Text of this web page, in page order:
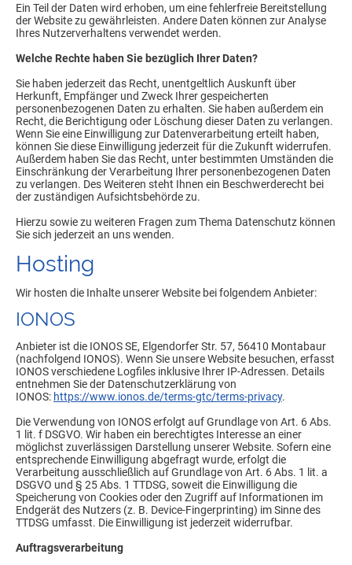
Ein Teil der Daten wird erhoben, um eine fehlerfreie Bereitstellung
der Website zu gewährleisten. Andere Daten können zur Analyse
Ihres Nutzerverhaltens verwendet werden.
Welche Rechte haben Sie bezüglich Ihrer Daten?
Sie haben jederzeit das Recht, unentgeltlich Auskunft über
Herkunft, Empfänger und Zweck Ihrer gespeicherten
personenbezogenen Daten zu erhalten. Sie haben außerdem ein
Recht, die Berichtigung oder Löschung dieser Daten zu verlangen.
Wenn Sie eine Einwilligung zur Datenverarbeitung erteilt haben,
können Sie diese Einwilligung jederzeit für die Zukunft widerrufen.
Außerdem haben Sie das Recht, unter bestimmten Umständen die
Einschränkung der Verarbeitung Ihrer personenbezogenen Daten
zu verlangen. Des Weiteren steht Ihnen ein Beschwerderecht bei
der zuständigen Aufsichtsbehörde zu.
Hierzu sowie zu weiteren Fragen zum Thema Datenschutz können
Sie sich jederzeit an uns wenden.
Hosting
Wir hosten die Inhalte unserer Website bei folgendem Anbieter:
IONOS
Anbieter ist die IONOS SE, Elgendorfer Str. 57, 56410 Montabaur
(nachfolgend IONOS). Wenn Sie unsere Website besuchen, erfasst
IONOS verschiedene Logfiles inklusive Ihrer IP-Adressen. Details
entnehmen Sie der Datenschutzerklärung von
IONOS: https://www.ionos.de/terms-gtc/terms-privacy.
Die Verwendung von IONOS erfolgt auf Grundlage von Art. 6 Abs.
1 lit. f DSGVO. Wir haben ein berechtigtes Interesse an einer
möglichst zuverlässigen Darstellung unserer Website. Sofern eine
entsprechende Einwilligung abgefragt wurde, erfolgt die
Verarbeitung ausschließlich auf Grundlage von Art. 6 Abs. 1 lit. a
DSGVO und § 25 Abs. 1 TTDSG, soweit die Einwilligung die
Speicherung von Cookies oder den Zugriff auf Informationen im
Endgerät des Nutzers (z. B. Device-Fingerprinting) im Sinne des
TTDSG umfasst. Die Einwilligung ist jederzeit widerrufbar.
Auftragsverarbeitung